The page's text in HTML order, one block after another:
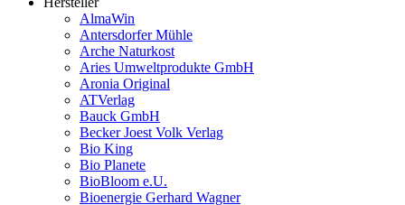
AlmaWin
Antersdorfer Mühle
Arche Naturkost
Aries Umweltprodukte GmbH
Aronia Original
ATVerlag
Bauck GmbH
Becker Joest Volk Verlag
Bio King
Bio Planete
BioBloom e.U.
Bioenergie Gerhard Wagner